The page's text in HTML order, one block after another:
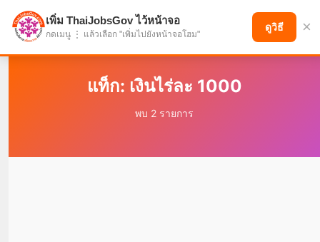
แบ่งปันโอกาส เพื่ออนาคตที่ก้าวหน้า
แท็ก: เงินไร่ละ 1000
พบ 2 รายการ
เพิ่ม ThaiJobsGov ไว้หน้าจอ
กดเมนู ⋮ แล้วเลือก "เพิ่มไปยังหน้าจอโฮม"
ดูวิธี ×